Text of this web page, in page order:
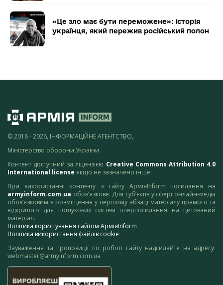
«Це зло має бути переможене»: історія
українця, який пережив російський полон
© 2018 - 2026, ІНФОРМАЦІЙНЕ АГЕНТСТВО,
Міністерство оборони України
Контент доступний за ліцензією Creative Commons Attribution 4.0
International license якщо не зазначено інше.
При використанні контенту з сайту АрміяInform посилання на
armyinform.com.ua обов’язкове. Для суб’єктів у сфері онлайн-медіа
обов’язковим є розміщення у першому абзаці матеріалу прямого та
відкритого для пошукових систем гіперпосилання на цитований
матеріал.
Політика користування сайтом АрміяInform
Політика використання файлів cookie
Зауваження та пропозиції по роботі сайту надсилайте на адресу:
webmaster@armyinform.com.ua